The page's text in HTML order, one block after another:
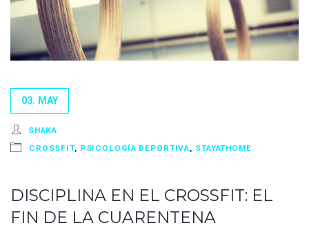
03. MAY
SHAKA
CROSSFIT, PSICOLOGÍA DEPORTIVA, STAYATHOME
DISCIPLINA EN EL CROSSFIT: EL
FIN DE LA CUARENTENA